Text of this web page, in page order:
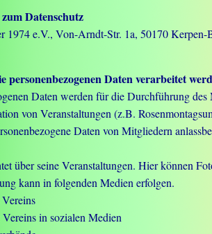
Datenschutz
1974 e.V., Von-Arndt-Str. 1a, 50170 Kerpen-
personenbezogenen Daten verarbeitet
Daten werden für die Durchführung
von Veranstaltungen (z.B.
Daten von Mitgliedern
über seine Veranstaltungen. Hier können
kann in folgenden Medien erfolgen.
in sozialen Medien